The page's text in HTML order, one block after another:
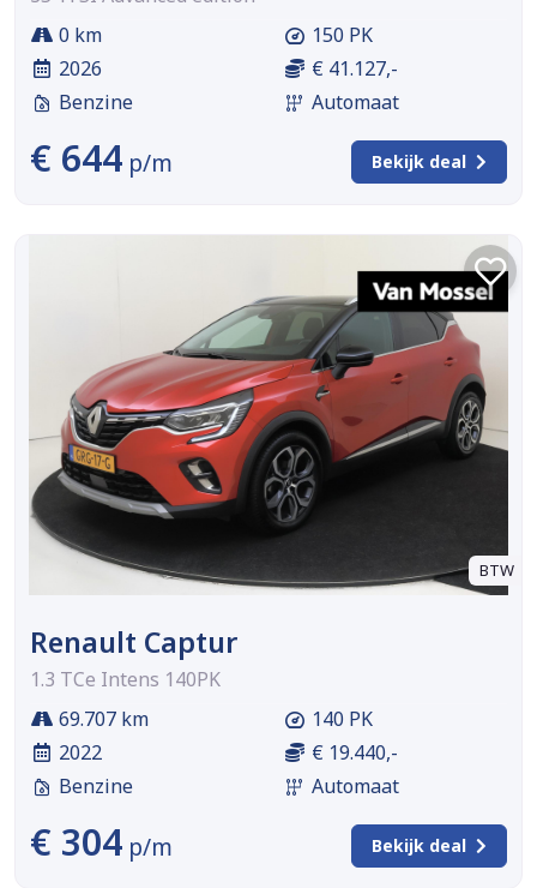
0 km
2026
Benzine
150 PK
€ 41.127,-
Automaat
€ 644 p/m Bekijk deal
BTW
Renault Captur
1.3 TCe Intens 140PK
69.707 km
2022
Benzine
140 PK
€ 19.440,-
Automaat
€ 304 p/m Bekijk deal